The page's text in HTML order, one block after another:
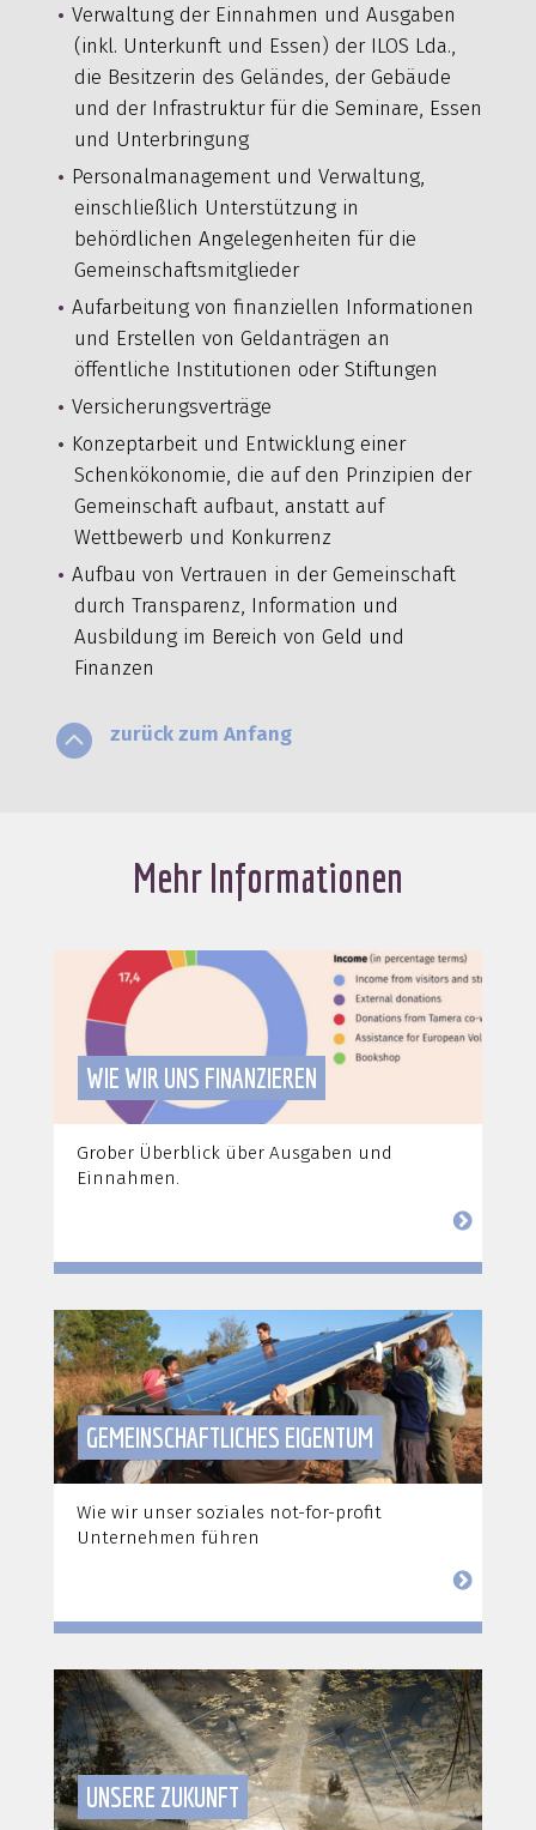
Verwaltung der Einnahmen und Ausgaben
(inkl. Unterkunft und Essen) der ILOS Lda.,
die Besitzerin des Geländes, der Gebäude
und der Infrastruktur für die Seminare, Essen
und Unterbringung
Personalmanagement und Verwaltung,
einschließlich Unterstützung in
behördlichen Angelegenheiten für die
Gemeinschaftsmitglieder
Aufarbeitung von finanziellen Informationen
und Erstellen von Geldanträgen an
öffentliche Institutionen oder Stiftungen
Versicherungsverträge
Konzeptarbeit und Entwicklung einer
Schenkökonomie, die auf den Prinzipien der
Gemeinschaft aufbaut, anstatt auf
Wettbewerb und Konkurrenz
Aufbau von Vertrauen in der Gemeinschaft
durch Transparenz, Information und
Ausbildung im Bereich von Geld und
Finanzen
 zurück zum Anfang
Mehr Informationen
WIE WIR UNS FINANZIEREN
Grober Überblick über Ausgaben und
Einnahmen.
GEMEINSCHAFTLICHES EIGENTUM
Wie wir unser soziales not-for-profit
Unternehmen führen
UNSERE ZUKUNFT